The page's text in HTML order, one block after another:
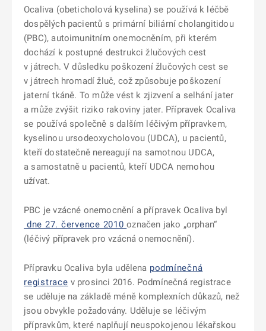
Ocaliva (obeticholová kyselina) se používá k léčbě
dospělých pacientů s primární biliární cholangitidou
(PBC), autoimunitním onemocněním, při kterém
dochází k postupné destrukci žlučových cest
v játrech. V důsledku poškození žlučových cest se
v játrech hromadí žluč, což způsobuje poškození
jaterní tkáně. To může vést k zjizvení a selhání jater
a může zvýšit riziko rakoviny jater. Přípravek Ocaliva
se používá společně s dalším léčivým přípravkem,
kyselinou ursodeoxycholovou (UDCA), u pacientů,
kteří dostatečně nereagují na samotnou UDCA,
a samostatně u pacientů, kteří UDCA nemohou
užívat.
PBC je vzácné onemocnění a přípravek Ocaliva byl
dne 27. července 2010označen jako „orphan“
(léčivý přípravek pro vzácná onemocnění).
Přípravku Ocaliva byla udělena podmínečná
registrace v prosinci 2016. Podmínečná registrace
se uděluje na základě méně komplexních důkazů, než
jsou obvykle požadovány. Uděluje se léčivým
přípravkům, které naplňují neuspokojenou lékařskou